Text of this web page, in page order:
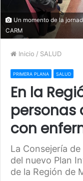
Un momento de la
CARM
Inicio / SALUD
PRIMERA PLANA SALUD
En la
con
La Consejería
del nuevo Plan
de la Región de